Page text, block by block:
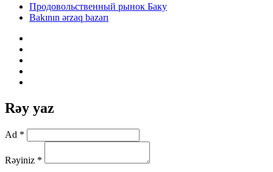
Продовольственный рынок Баку
Bakının ərzaq bazarı
Rəy yaz
Ad *
Rəyiniz *